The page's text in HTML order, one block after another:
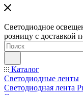
Светодиодное
розницу с доставкой
Каталог
Светодиодные ленты
Светодиодная лента